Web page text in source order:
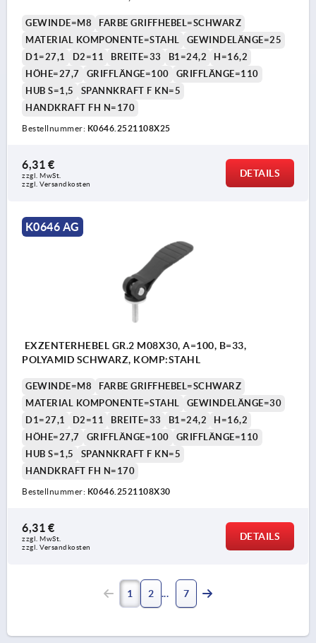
GEWINDE=M8
FARBE GRIFFHEBEL=SCHWARZ
MATERIAL KOMPONENTE=STAHL
GEWINDELÄNGE=25
D1=27,1
D2=11 BREITE=33 B1=24,2
H=16,2
HÖHE=27,7
GRIFFLÄNGE=100
GRIFFLÄNGE=110
HUB S=1,5
SPANNKRAFT F KN=5
HANDKRAFT FH N=170
Bestellnummer: K0646.2521108X25
6,31 €
zzgl. MwSt.
zzgl. Versandkosten
DETAILS
K0646 AG
EXZENTERHEBEL GR.2 M08X30, A=100, B=33,
POLYAMID SCHWARZ, KOMP:STAHL
GEWINDE=M8
FARBE GRIFFHEBEL=SCHWARZ
MATERIAL KOMPONENTE=STAHL
GEWINDELÄNGE=30
D1=27,1
D2=11 BREITE=33 B1=24,2
H=16,2
HÖHE=27,7
GRIFFLÄNGE=100
GRIFFLÄNGE=110
HUB S=1,5
SPANNKRAFT F KN=5
HANDKRAFT FH N=170
Bestellnummer: K0646.2521108X30
6,31 €
zzgl. MwSt.
zzgl. Versandkosten
DETAILS
1 2 7